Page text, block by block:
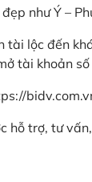
như Ý –
tài lộc đến
tài khoản
trợ, tư